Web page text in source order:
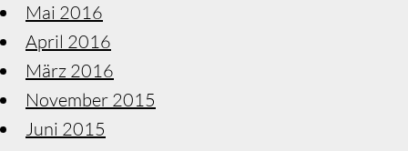
Mai 2016
April 2016
März 2016
November 2015
Juni 2015